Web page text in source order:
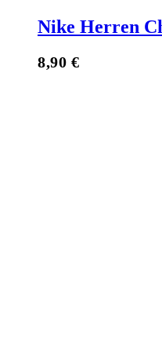
Nike Herren
8,90 €